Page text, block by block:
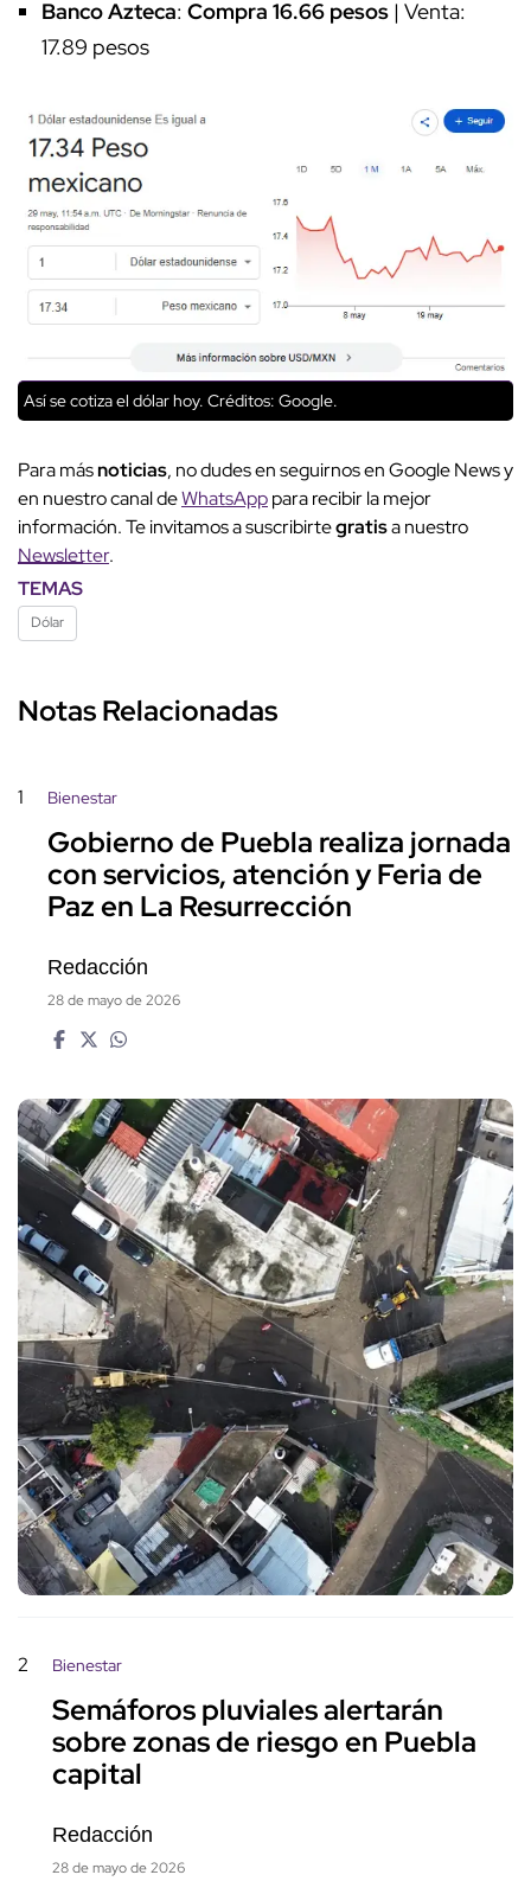
Banco Azteca: Compra 16.66 pesos | Venta:
17.89 pesos
Así se cotiza el dólar hoy. Créditos: Google.
Para másnoticias, no dudes en seguirnos en Google News y
en nuestro canal deWhatsApppara recibir la mejor
información. Te invitamos a suscribirtegratisa nuestro
Newsletter.
TEMAS
Dólar
Notas Relacionadas
1 Bienestar
Gobierno de Puebla realiza jornada
con servicios, atención y Feria de
Paz en La Resurrección
Redacción
28 de mayo de 2026
2 Bienestar
Semáforos pluviales alertarán
sobre zonas de riesgo en Puebla
capital
Redacción
28 de mayo de 2026